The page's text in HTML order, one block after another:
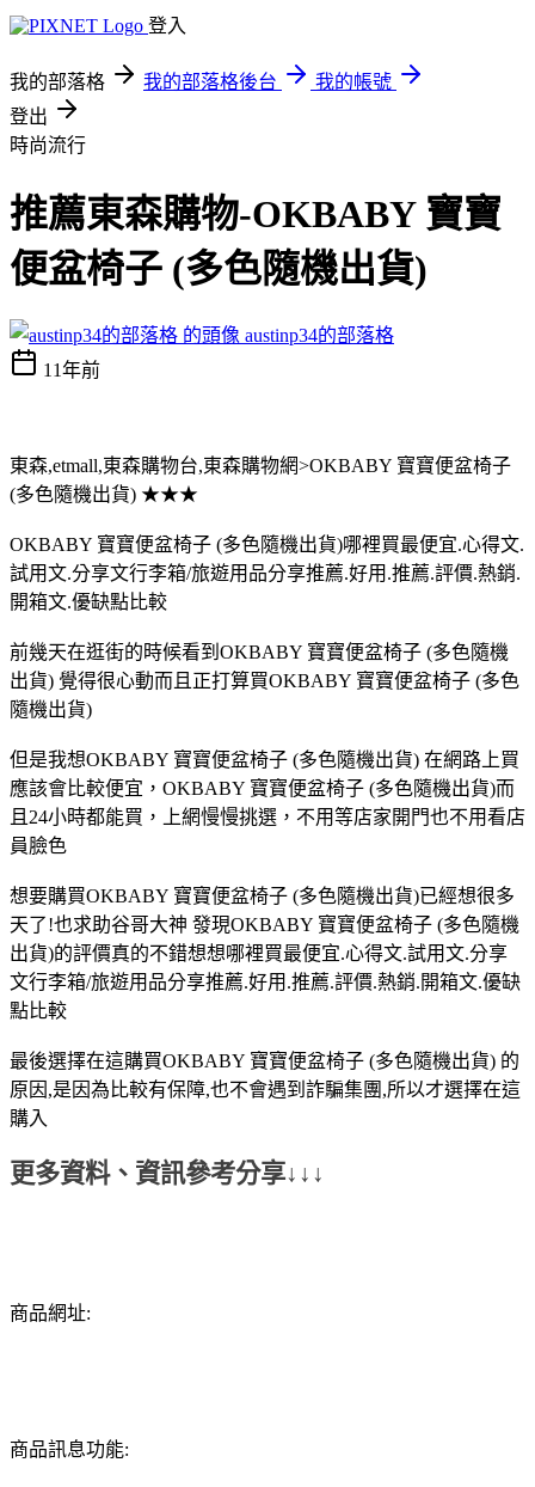
登入
我的部落格 我的部落格後台
我的帳號
登出
時尚流行
推薦東森購物-OKBABY 寶寶
便盆椅子 (多色隨機出貨)
austinp34的部落格
11年前
東森,etmall,東森購物台,東森購物網>OKBABY 寶寶便盆椅子
(多色隨機出貨) ★★★
OKBABY 寶寶便盆椅子 (多色隨機出貨)哪裡買最便宜.心得文.
試用文.分享文行李箱/旅遊用品分享推薦.好用.推薦.評價.熱銷.
開箱文.優缺點比較
前幾天在逛街的時候看到OKBABY 寶寶便盆椅子 (多色隨機
出貨) 覺得很心動而且正打算買OKBABY 寶寶便盆椅子 (多色
隨機出貨)
但是我想OKBABY 寶寶便盆椅子 (多色隨機出貨) 在網路上買
應該會比較便宜，OKBABY 寶寶便盆椅子 (多色隨機出貨)而
且24小時都能買，上網慢慢挑選，不用等店家開門也不用看店
員臉色
想要購買OKBABY 寶寶便盆椅子 (多色隨機出貨)已經想很多
天了!也求助谷哥大神 發現OKBABY 寶寶便盆椅子 (多色隨機
出貨)的評價真的不錯想想哪裡買最便宜.心得文.試用文.分享
文行李箱/旅遊用品分享推薦.好用.推薦.評價.熱銷.開箱文.優缺
點比較
最後選擇在這購買OKBABY 寶寶便盆椅子 (多色隨機出貨) 的
原因,是因為比較有保障,也不會遇到詐騙集團,所以才選擇在這
購入
更多資料、資訊參考分享↓↓↓
商品網址:
商品訊息功能: